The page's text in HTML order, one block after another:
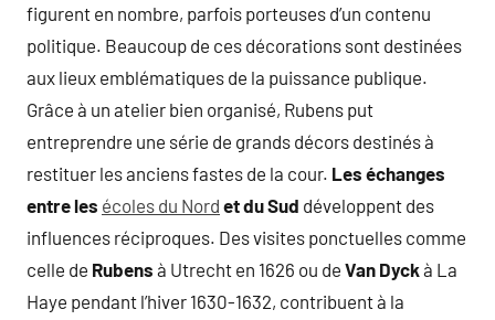
figurent en nombre, parfois porteuses d’un contenu
politique. Beaucoup de ces décorations sont destinées
aux lieux emblématiques de la puissance publique.
Grâce à un atelier bien organisé, Rubens put
entreprendre une série de grands décors destinés à
restituer les anciens fastes de la cour. Les échanges
entre les écoles du Nord et du Sud développent des
influences réciproques. Des visites ponctuelles comme
celle de Rubens à Utrecht en 1626 ou de Van Dyckà La
Haye pendant l’hiver 1630-1632, contribuent à la